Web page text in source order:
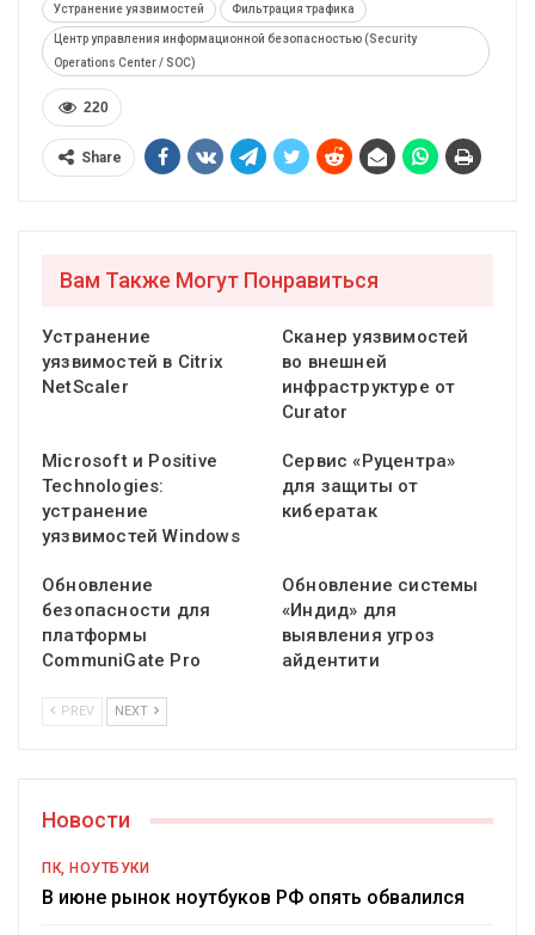
Устранение уязвимостей Фильтрация трафика
Центр управления информационной безопасностью (Security
Operations Center / SOC)
220
Share
Вам Также Могут Понравиться
Устранение
уязвимостей в Citrix
NetScaler
Сканер уязвимостей
во внешней
инфраструктуре от
Curator
Microsoft и Positive
Technologies:
устранение
уязвимостей Windows
Сервис «Руцентра»
для защиты от
кибератак
Обновление
безопасности для
платформы
CommuniGate Pro
Обновление системы
«Индид» для
выявления угроз
айдентити
PREV NEXT
Новости
ПК, НОУТБУКИ
В июне рынок ноутбуков РФ опять обвалился